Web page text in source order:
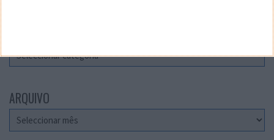
ARQUIVO
Arquivo